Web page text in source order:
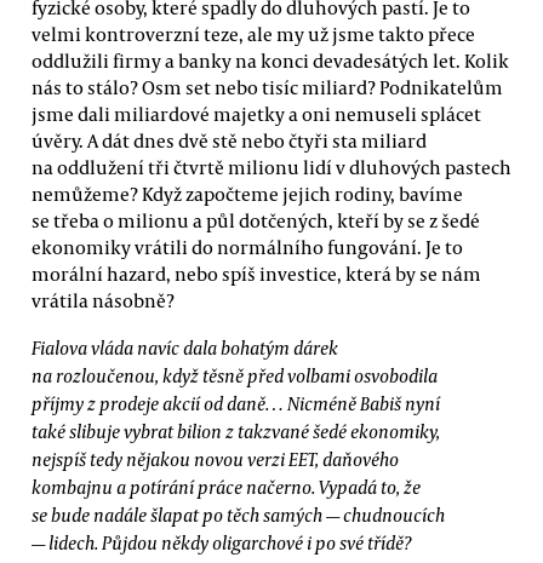
fyzické osoby, které spadly do dluhových pastí. Je to
velmi kontroverzní teze, ale my už jsme takto přece
oddlužili firmy a banky na konci devadesátých let. Kolik
nás to stálo? Osm set nebo tisíc miliard? Podnikatelům
jsme dali miliardové majetky a oni nemuseli splácet
úvěry. A dát dnes dvě stě nebo čtyři sta miliard
na oddlužení tři čtvrtě milionu lidí v dluhových pastech
nemůžeme? Když započteme jejich rodiny, bavíme
se třeba o milionu a půl dotčených, kteří by se z šedé
ekonomiky vrátili do normálního fungování. Je to
morální hazard, nebo spíš investice, která by se nám
vrátila násobně?
Fialova vláda navíc dala bohatým dárek
na rozloučenou, když těsně před volbami osvobodila
příjmy z prodeje akcií od daně… Nicméně Babiš nyní
také slibuje vybrat bilion z takzvané šedé ekonomiky,
nejspíš tedy nějakou novou verzi EET, daňového
kombajnu a potírání práce načerno. Vypadá to, že
se bude nadále šlapat po těch samých — chudnoucích
— lidech. Půjdou někdy oligarchové i po své třídě?